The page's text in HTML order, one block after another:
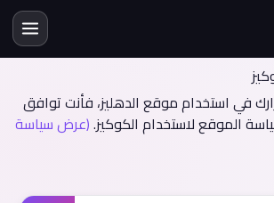
في استخدام موقع الدهليز، فأنت توافق
الموقع لاستخدام الكوكيز.(عرض سياسة